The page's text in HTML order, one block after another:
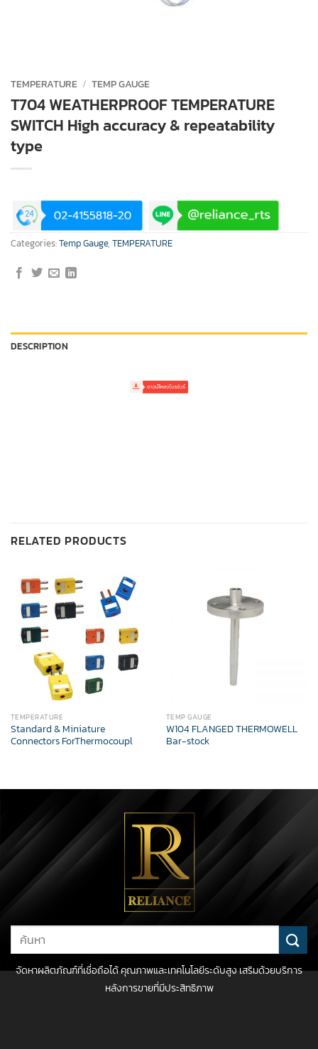
TEMPERATURE / TEMP GAUGE
T704 WEATHERPROOF TEMPERATURE
SWITCH High accuracy & repeatability
type
Categories:Temp Gauge, TEMPERATURE
DESCRIPTION
RELATED PRODUCTS
TEMPERATURE
Standard & Miniature
Connectors ForThermocoupl
TEMP GAUGE
W104 FLANGED THERMOWELL
Bar-stock
Search
for:
จัดหาผลิตภัณฑ์ที่เชื่อถือได้ คุณภาพและเทคโนโลยีระดับสูง เสริมด้วยบริการ
หลังการขายที่มีประสิทธิภาพ